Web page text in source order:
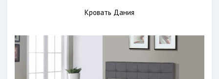
Кровать Дания